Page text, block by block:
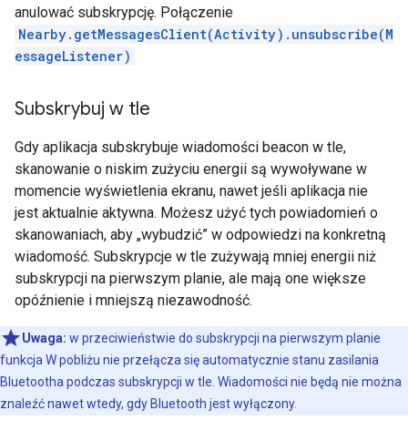
anulować subskrypcję. Połączenie
Nearby.getMessagesClient(Activity).unsubscribe(M
essageListener)
Subskrybuj w tle
Gdy aplikacja subskrybuje wiadomości beacon w tle,
skanowanie o niskim zużyciu energii są wywoływane w
momencie wyświetlenia ekranu, nawet jeśli aplikacja nie
jest aktualnie aktywna. Możesz użyć tych powiadomień o
skanowaniach, aby „wybudzić” w odpowiedzi na konkretną
wiadomość. Subskrypcje w tle zużywają mniej energii niż
subskrypcji na pierwszym planie, ale mają one większe
opóźnienie i mniejszą niezawodność.
Uwaga: w przeciwieństwie do subskrypcji na pierwszym planie
funkcja W pobliżu nie przełącza się automatycznie stanu zasilania
Bluetootha podczas subskrypcji w tle. Wiadomości nie będą nie można
znaleźć nawet wtedy, gdy Bluetooth jest wyłączony.